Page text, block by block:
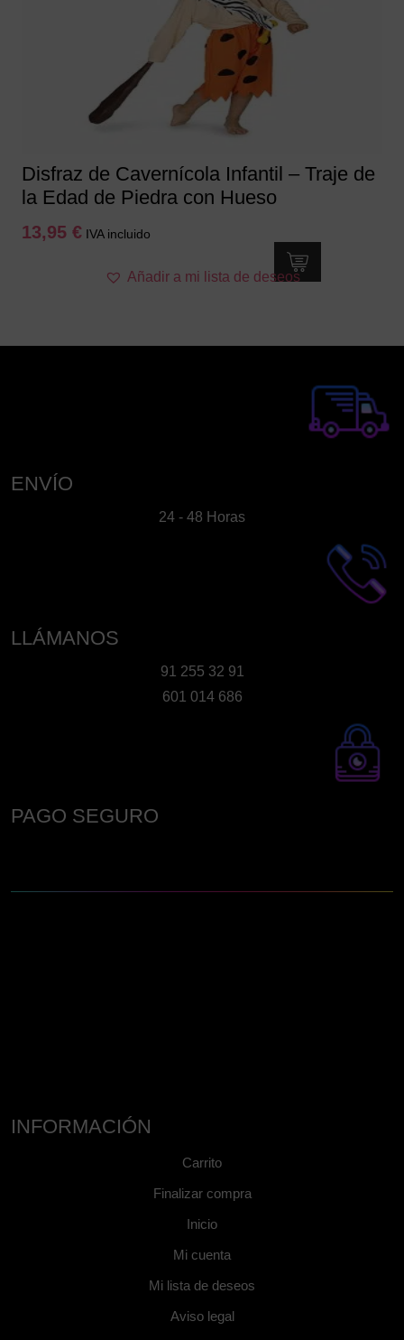
se
pueden
elegir
página
Disfraz de Cavernícola Infantil – Traje de
la Edad de Piedra con Hueso
13,95 € IVA incluido
producto
variantes.
página
Añadir a mi lista de deseos
ENVÍO
24 - 48 Horas
LLÁMANOS
91 255 32 91
601 014 686
PAGO SEGURO
INFORMACIÓN
Carrito
Finalizar compra
Inicio
Mi cuenta
Mi lista de deseos
Aviso legal